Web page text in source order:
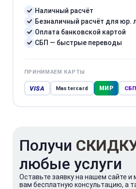
Наличный расчёт
Безналичный расчёт для юр.
Оплата банковской картой
СБП — быстрые переводы
ПРИНИМАЕМ КАРТЫ
VISA Mastercard МИР СБП
Получи
любые услуги
Оставьте заявку на нашем сайте
вам бесплатную консультацию, а